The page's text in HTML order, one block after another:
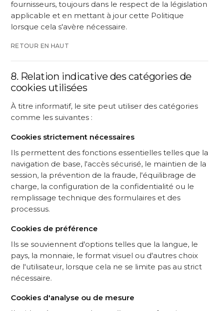
fournisseurs, toujours dans le respect de la législation
applicable et en mettant à jour cette Politique
lorsque cela s'avère nécessaire.
RETOUR EN HAUT
8. Relation indicative des catégories de
cookies utilisées
À titre informatif, le site peut utiliser des catégories
comme les suivantes :
Cookies strictement nécessaires
Ils permettent des fonctions essentielles telles que la
navigation de base, l'accès sécurisé, le maintien de la
session, la prévention de la fraude, l'équilibrage de
charge, la configuration de la confidentialité ou le
remplissage technique des formulaires et des
processus.
Cookies de préférence
Ils se souviennent d'options telles que la langue, le
pays, la monnaie, le format visuel ou d'autres choix
de l'utilisateur, lorsque cela ne se limite pas au strict
nécessaire.
Cookies d'analyse ou de mesure